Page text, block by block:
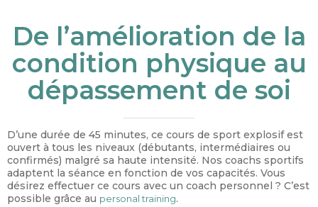
De l’amélioration de la
condition physique au
dépassement de soi
D’une durée de 45 minutes, ce cours de sport explosif est
ouvert à tous les niveaux (débutants, intermédiaires ou
confirmés) malgré sa haute intensité. Nos coachs sportifs
adaptent la séance en fonction de vos capacités. Vous
désirez effectuer ce cours avec un coach personnel ? C’est
possible grâce au personal training.